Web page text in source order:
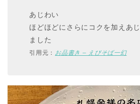
あじわい
ほどほどにさらにコクを加えあ
ました
引用元： お品書き – えびそば一幻